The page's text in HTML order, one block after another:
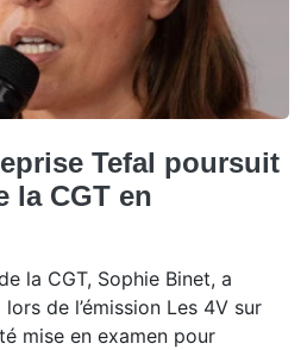
Tefal poursuit
la CGT en
la CGT, Sophie Binet, a
de l’émission Les 4V sur
mise en examen pour